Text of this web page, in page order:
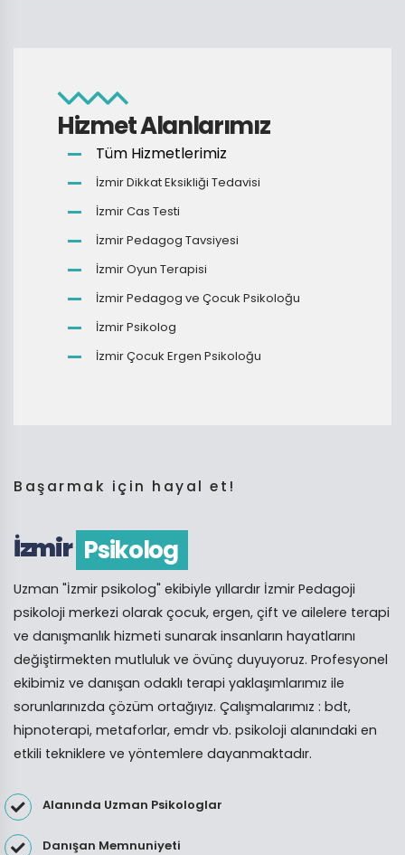
Hizmet Alanlarımız
Tüm Hizmetlerimiz
İzmir Dikkat Eksikliği Tedavisi
İzmir Cas Testi
İzmir Pedagog Tavsiyesi
İzmir Oyun Terapisi
İzmir Pedagog ve Çocuk Psikoloğu
İzmir Psikolog
İzmir Çocuk Ergen Psikoloğu
Başarmak için hayal et!
İzmir Pedagoji
Uzman "İzmir psikolog" ekibiyle yıllardır İzmir Pedagoji
psikoloji merkezi olarak çocuk, ergen, çift ve ailelere terapi
ve danışmanlık hizmeti sunarak insanların hayatlarını
değiştirmekten mutluluk ve övünç duyuyoruz. Profesyonel
ekibimiz ve danışan odaklı terapi yaklaşımlarımız ile
sorunlarınızda çözüm ortağıyız. Çalışmalarımız : bdt,
hipnoterapi, metaforlar, emdr vb. psikoloji alanındaki en
etkili tekniklere ve yöntemlere dayanmaktadır.
Alanında Uzman Psikologlar
Danışan Memnuniyeti